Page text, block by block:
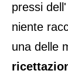
pressi dell'
niente
una delle